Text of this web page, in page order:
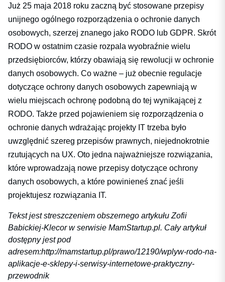
Już 25 maja 2018 roku zaczną być stosowane przepisy
unijnego ogólnego rozporządzenia o ochronie danych
osobowych, szerzej znanego jako RODO lub GDPR. Skrót
RODO w ostatnim czasie rozpala wyobraźnie wielu
przedsiębiorców, którzy obawiają się rewolucji w ochronie
danych osobowych. Co ważne – już obecnie regulacje
dotyczące ochrony danych osobowych zapewniają w
wielu miejscach ochronę podobną do tej wynikającej z
RODO. Także przed pojawieniem się rozporządzenia o
ochronie danych wdrażając projekty IT trzeba było
uwzględnić szereg przepisów prawnych, niejednokrotnie
rzutujących na UX. Oto jedna najważniejsze rozwiązania,
które wprowadzają nowe przepisy dotyczące ochrony
danych osobowych, a które powinieneś znać jeśli
projektujesz rozwiązania IT.
Tekst jest streszczeniem obszernego artykułu Zofii
Babickiej-Klecor w serwisie MamStartup.pl. Cały artykuł
dostępny jest pod
adresem:http://mamstartup.pl/prawo/12190/wplyw-rodo-na-
aplikacje-e-sklepy-i-serwisy-internetowe-praktyczny-
przewodnik